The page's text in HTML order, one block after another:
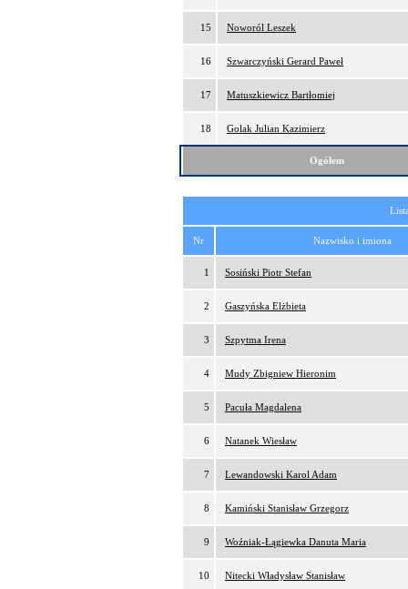
15 Noworól Leszek
16 Szwarczyński Gerard Paweł
17 Matuszkiewicz Bartłomiej
18 Golak Julian Kazimierz
Ogółem
Nr Nazwisko i imiona
1 Sosiński Piotr Stefan
2 Gaszyńska Elżbieta
3 Szpytma Irena
4 Mudy Zbigniew Hieronim
5 Pacuła Magdalena
6 Natanek Wiesław
7 Lewandowski Karol Adam
8 Kamiński Stanisław Grzegorz
9 Woźniak-Łągiewka Danuta Maria
10 Nitecki Władysław Stanisław